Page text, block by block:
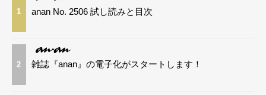
1 anan No. 2506 試し読みと目次
2 雑誌『anan』の電子化がスタートします！